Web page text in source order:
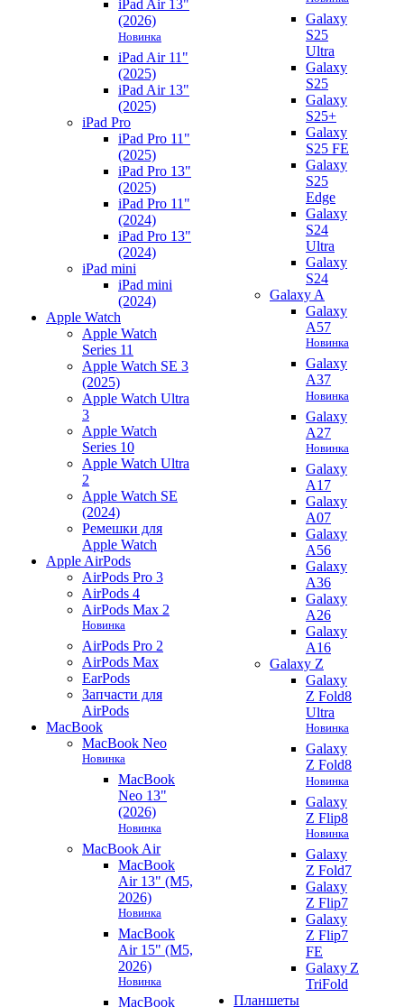
iPad Air 13"
(2026)
Новинка
iPad Air 11"
(2025)
iPad Air 13"
(2025)
iPad Pro
iPad Pro 11"
(2025)
iPad Pro 13"
(2025)
iPad Pro 11"
(2024)
iPad Pro 13"
(2024)
iPad mini
iPad mini
(2024)
Apple Watch
Apple Watch
Series 11
Apple Watch SE 3
(2025)
Apple Watch Ultra
3
Apple Watch
Series 10
Apple Watch Ultra
2
Apple Watch SE
(2024)
Ремешки для
Apple Watch
Apple AirPods
AirPods Pro 3
AirPods 4
AirPods Max 2
Новинка
AirPods Pro 2
AirPods Max
EarPods
Запчасти для
AirPods
MacBook
MacBook Neo
Новинка
MacBook
Neo 13"
(2026)
Новинка
MacBook Air
MacBook
Air 13" (M5,
2026)
Новинка
MacBook
Air 15" (M5,
2026)
Новинка
MacBook
Galaxy
S25
Ultra
Galaxy
S25
Galaxy
S25+
Galaxy
S25 FE
Galaxy
S25
Edge
Galaxy
S24
Ultra
Galaxy
S24
Galaxy A
Galaxy
A57
Новинка
Galaxy
A37
Новинка
Galaxy
A27
Новинка
Galaxy
A17
Galaxy
A07
Galaxy
A56
Galaxy
A36
Galaxy
A26
Galaxy
A16
Galaxy Z
Galaxy
Z Fold8
Ultra
Новинка
Galaxy
Z Fold8
Новинка
Galaxy
Z Flip8
Новинка
Galaxy
Z Fold7
Galaxy
Z Flip7
Galaxy
Z Flip7
FE
Galaxy Z
TriFold
Планшеты